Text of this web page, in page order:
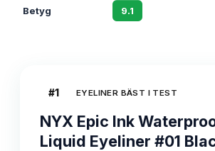
Betyg 9.1
#1 EYELINER BÄST I TEST
NYX Epic Ink
Liquid Eyeliner #01